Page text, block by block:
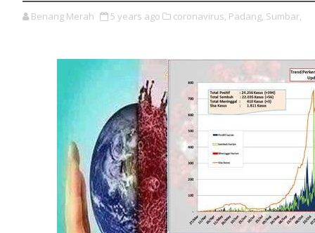
Benang Merah 5 years ago coronavirus, Padang, Sumbar,